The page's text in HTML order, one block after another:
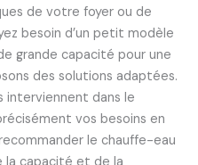
de votre foyer ou de
besoin d’un petit modèle
grande capacité pour une
des solutions adaptées.
interviennent dans le
vos besoins en
le chauffe-eau